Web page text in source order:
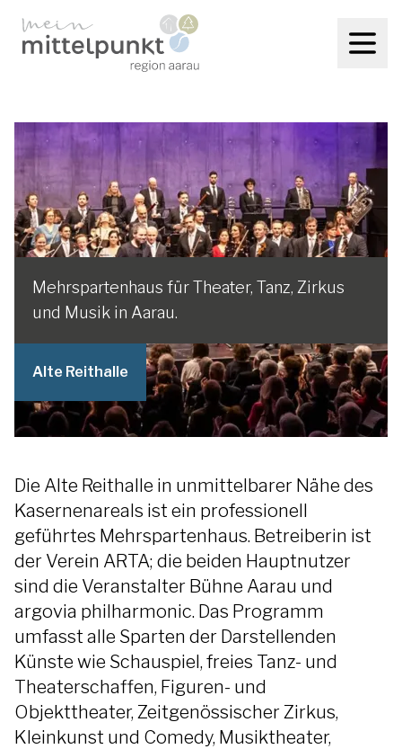
Mehrspartenhaus für Theater, Tanz, Zirkus
und Musik in Aarau.
Alte Reithalle
Die Alte Reithalle in unmittelbarer Nähe des
Kasernenareals ist ein professionell
geführtes Mehrspartenhaus. Betreiberin ist
der Verein ARTA; die beiden Hauptnutzer
sind die Veranstalter Bühne Aarau und
argovia philharmonic. Das Programm
umfasst alle Sparten der Darstellenden
Künste wie Schauspiel, freies Tanz- und
Theaterschaffen, Figuren- und
Objekttheater, Zeitgenössischer Zirkus,
Kleinkunst und Comedy, Musiktheater,